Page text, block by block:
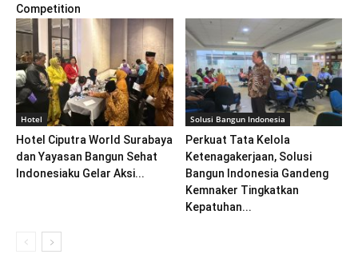
Competition
Hotel
Hotel Ciputra World Surabaya
dan Yayasan Bangun Sehat
Indonesiaku Gelar Aksi...
Solusi Bangun Indonesia
Perkuat Tata Kelola
Ketenagakerjaan, Solusi
Bangun Indonesia Gandeng
Kemnaker Tingkatkan
Kepatuhan...